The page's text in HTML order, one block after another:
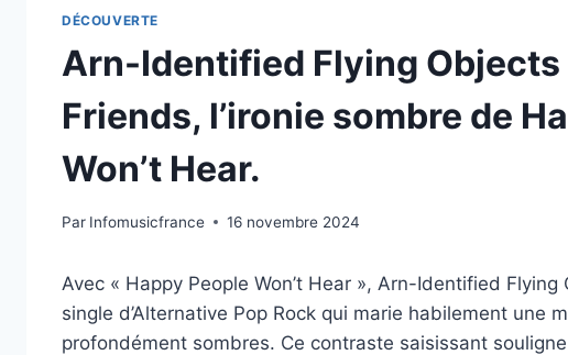
DÉCOUVERTE
Arn-Identified Flying Objects
Friends, l’ironie sombre de
Won’t Hear.
Par Infomusicfrance 16 novembre 2024
Avec « Happy People Won’t Hear », Arn-Identified
single d’Alternative Pop Rock qui marie habilement une
profondément sombres. Ce contraste saisissant